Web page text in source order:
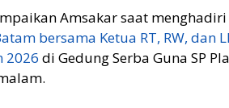
Amsakar saat menghadiri
bersama Ketua RT, RW, dan
2026 di Gedung Serba Guna SP